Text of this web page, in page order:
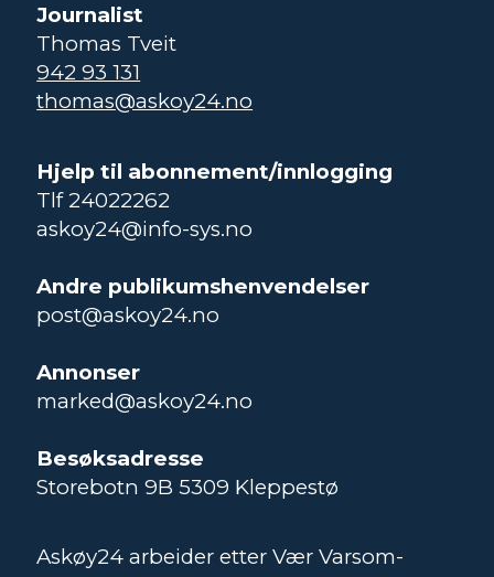
Journalist
Thomas Tveit
942 93 131
thomas@askoy24.no
Hjelp til abonnement/innlogging
Tlf 24022262
askoy24@info-sys.no
Andre publikumshenvendelser
post@askoy24.no
Annonser
marked@askoy24.no
Besøksadresse
Storebotn 9B 5309 Kleppestø
Askøy24 arbeider etter Vær Varsom-